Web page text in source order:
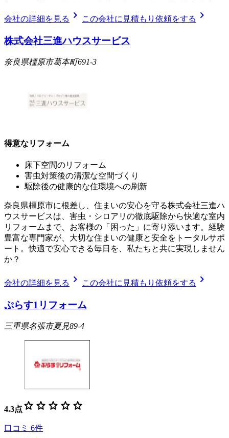
会社の詳細を見る chevron_right この会社に見積もり依頼をする chevron_right
株式会社三進ハウスサービス
奈良県橿原市葛本町691-3
得意なリフォーム
床下空間のリフォーム
害虫対策後の清潔な空間づくり
駆除後の健康的な住環境への刷新
奈良県橿原市に根差し、住まいの安心を守る株式会社三進ハ
ウスサービスは、害虫・シロアリの徹底駆除から快適な室内
リフォームまで、お客様の「困った」に寄り添います。経験
豊富な専門家が、大切な住まいの健康と安全をトータルサポ
ート。快適で安心できる毎日を、私たちと共に実現しません
か？
会社の詳細を見る chevron_right この会社に見積もり依頼をする chevron_right
ぷらす1リフォーム
三重県名張市夏見89-4
4.3点 star star star star star
口コミ 6件